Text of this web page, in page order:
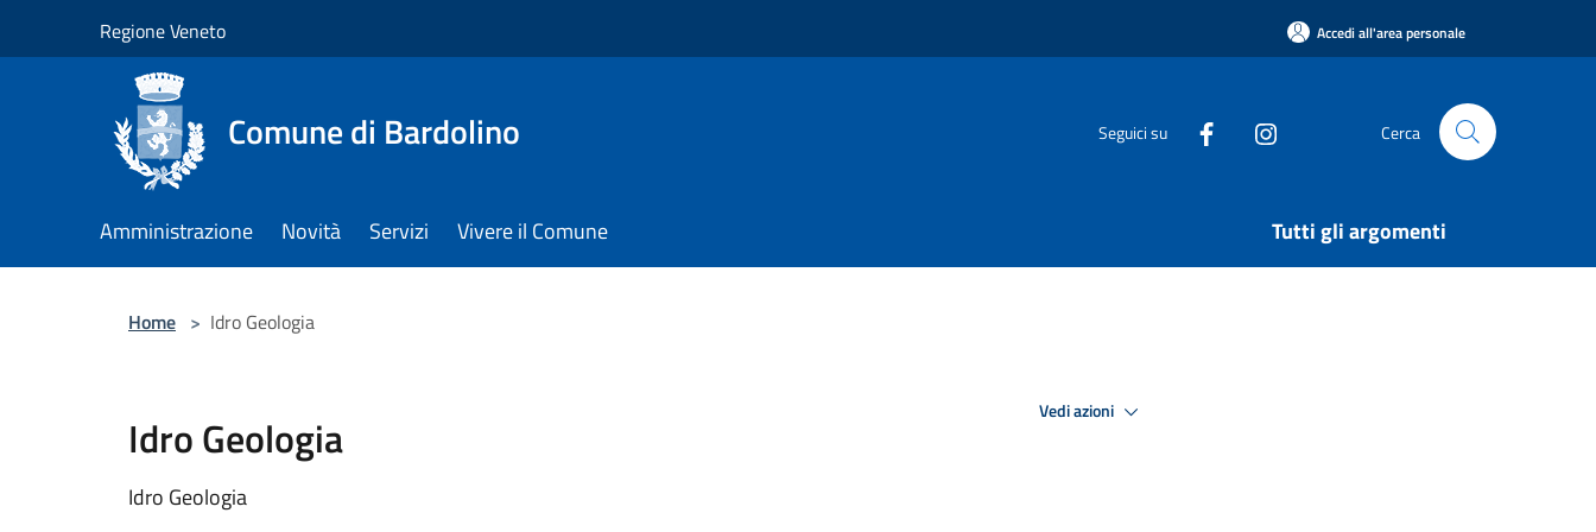
Regione Veneto Accedi all'area personale
Comune di Bardolino Seguici su Cerca
Amministrazione Novità Servizi Vivere il Comune Tutti gli argomenti
Home > Idro Geologia
Idro Geologia
Idro Geologia
Vedi azioni